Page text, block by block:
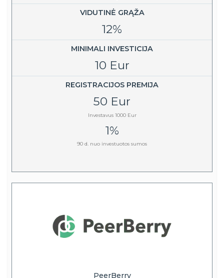
VIDUTINĖ GRĄŽA
12%
MINIMALI INVESTICIJA
10 Eur
REGISTRACIJOS PREMIJA
50 Eur
Investavus 1000 Eur
1%
90 d. nuo investuotos sumos
PeerBerry